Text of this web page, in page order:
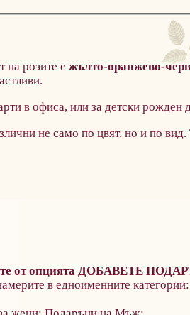
на розите е жълто-оранжево-
в офиса, или за детски
не само по цвят, но и по
от опцията ДОБАВЕТЕ
в едноименните категории: